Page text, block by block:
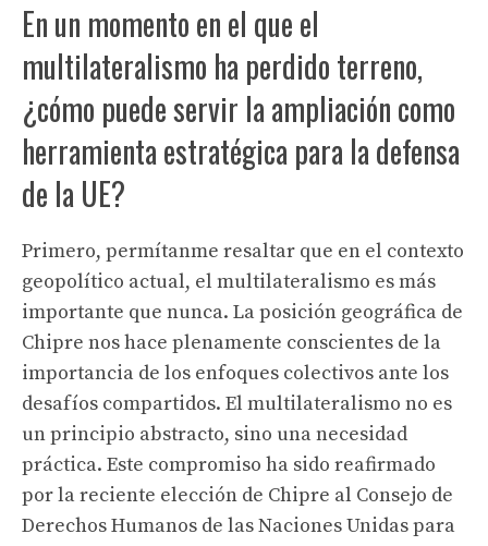
En un momento en el que el
multilateralismo ha perdido terreno,
¿cómo puede servir la ampliación como
herramienta estratégica para la defensa
de la UE?
Primero, permítanme resaltar que en el contexto
geopolítico actual, el multilateralismo es más
importante que nunca. La posición geográfica de
Chipre nos hace plenamente conscientes de la
importancia de los enfoques colectivos ante los
desafíos compartidos. El multilateralismo no es
un principio abstracto, sino una necesidad
práctica. Este compromiso ha sido reafirmado
por la reciente elección de Chipre al Consejo de
Derechos Humanos de las Naciones Unidas para